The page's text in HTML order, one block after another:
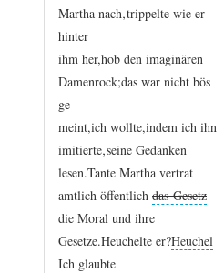
Martha nach‚trippelte wie er
hinter
ihm her,hob den imaginären
Damenrock;das war nicht bös
ge—
meint,ich wollte,indem ich ihn
imitierte‚seine Gedanken
lesen.Tante Martha vertrat
amtlich öffentlich das Gesetz
die Moral und ihre
Gesetze.Heuchelte er?Heuchel
Ich glaubte